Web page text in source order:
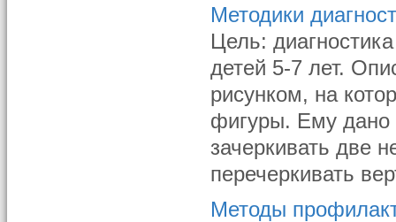
Методики
Цель:
детей 5-7 лет.
рисунком, на
фигуры. Ему дано
зачеркивать две
перечеркивать
Методы